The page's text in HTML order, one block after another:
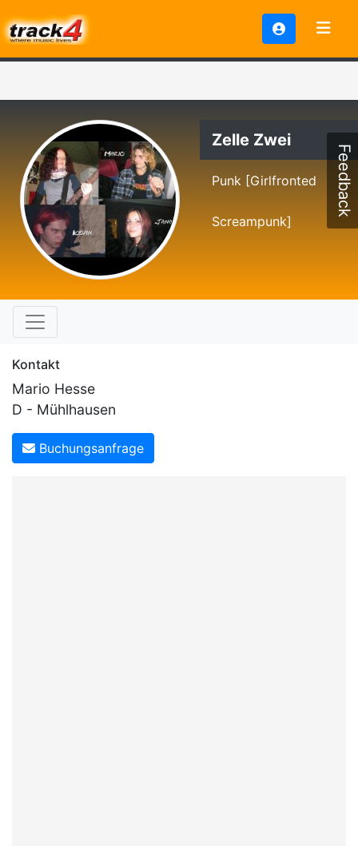
Zelle Zwei
Punk [Girlfronted
Screampunk]
Kontakt
Mario Hesse
D - Mühlhausen
Buchungsanfrage
Feedback